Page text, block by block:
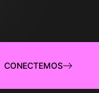
CONECTEMOS